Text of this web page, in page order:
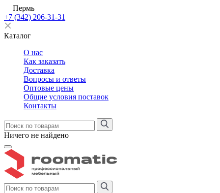
Пермь
+7 (342) 206-31-31
Каталог
О нас
Как заказать
Доставка
Вопросы и ответы
Оптовые цены
Общие условия поставок
Контакты
Ничего не найдено